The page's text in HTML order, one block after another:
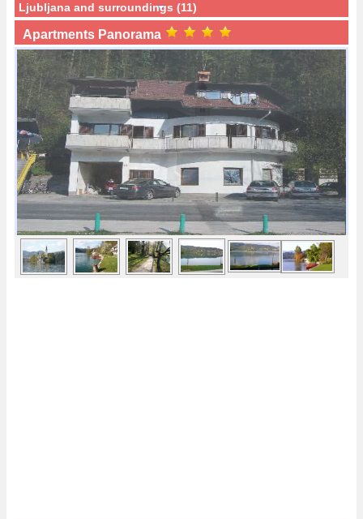
Ljubljana and surroundings (11)
Apartments Panorama